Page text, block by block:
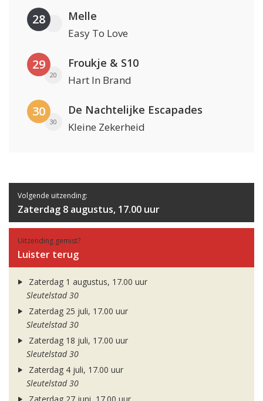
28 Melle
Easy To Love
29
20
Froukje & S10
Hart In Brand
30
30
De Nachtelijke Escapades
Kleine Zekerheid
Volgende uitzending:
Zaterdag 8 augustus, 17.00 uur
Uitzending gemist?
Luister terug
Zaterdag 1 augustus, 17.00 uur
Sleutelstad 30
Zaterdag 25 juli, 17.00 uur
Sleutelstad 30
Zaterdag 18 juli, 17.00 uur
Sleutelstad 30
Zaterdag 4 juli, 17.00 uur
Sleutelstad 30